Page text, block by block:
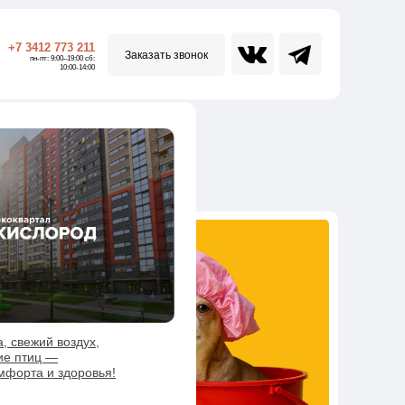
пн-пт: 9:00–19:00 сб:
10:00-14:00
+7 3412 773 211
Заказать звонок
свежий воздух,
птиц —
и здоровья!